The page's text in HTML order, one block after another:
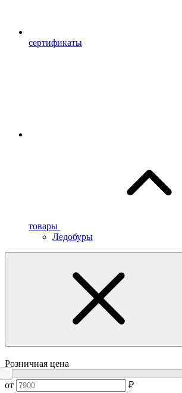
сертификаты
товары
Ледобуры
Розничная цена
от
₽